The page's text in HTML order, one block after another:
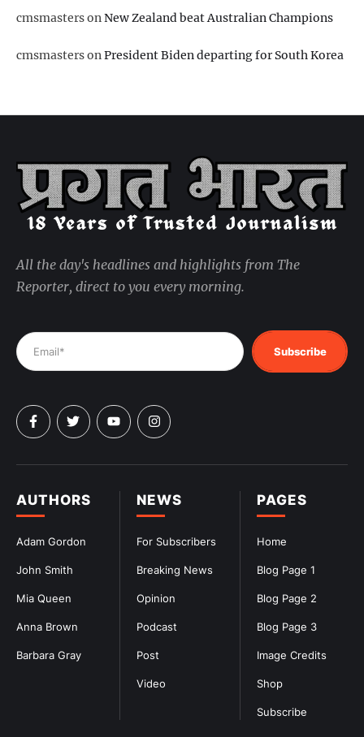
cmsmasterson New Zealand beat Australian Champions
cmsmasterson President Biden departing for South Korea
PAGES
Home
Blog Page 1
Blog Page 2
Blog Page 3
Image Credits
Shop
Subscribe
NEWS
For Subscribers
Breaking News
Opinion
Podcast
Post
Video
AUTHORS
Adam Gordon
John Smith
Mia Queen
Anna Brown
Barbara Gray
All the day's headlines and highlights from The
Reporter, direct to you every morning.
Subscribe